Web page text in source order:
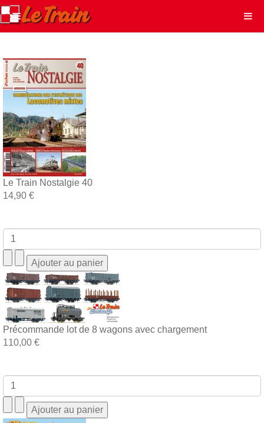
Le Train Nostalgie 40
14,90 €
Précommande lot de 8 wagons avec chargement
110,00 €